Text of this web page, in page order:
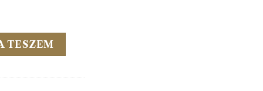
mennyiség
TESZEM